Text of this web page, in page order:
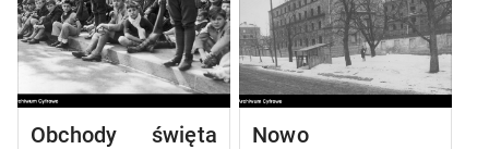
Obchody święta
Nowo